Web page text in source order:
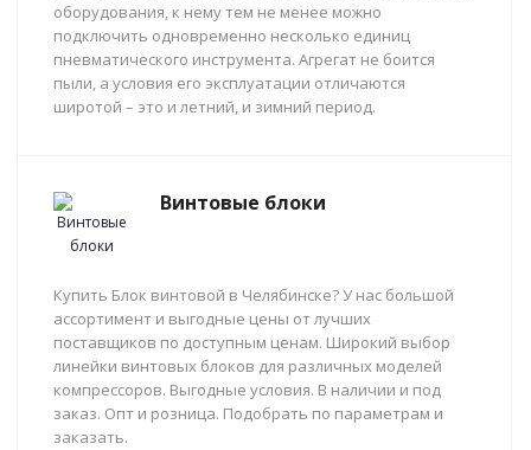
оборудования, к нему тем не менее можно
подключить одновременно несколько единиц
пневматического инструмента. Агрегат не боится
пыли, а условия его эксплуатации отличаются
широтой – это и летний, и зимний период.
Винтовые блоки
Купить Блок винтовой в Челябинске? У нас большой
ассортимент и выгодные цены от лучших
поставщиков по доступным ценам. Широкий выбор
линейки винтовых блоков для различных моделей
компрессоров. Выгодные условия. В наличии и под
заказ. Опт и розница. Подобрать по параметрам и
заказать.